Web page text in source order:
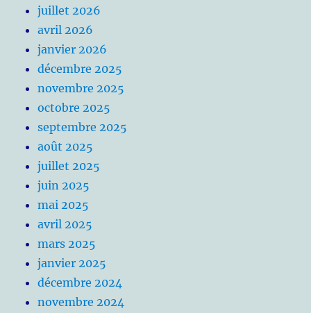
juillet 2026
avril 2026
janvier 2026
décembre 2025
novembre 2025
octobre 2025
septembre 2025
août 2025
juillet 2025
juin 2025
mai 2025
avril 2025
mars 2025
janvier 2025
décembre 2024
novembre 2024